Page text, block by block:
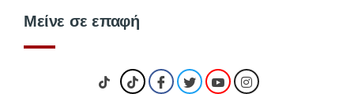
Μείνε σε επαφή